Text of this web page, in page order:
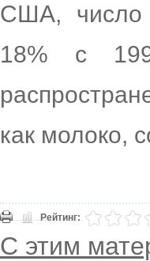
США, число
18% с
как молоко,
Рейтинг:
С этим